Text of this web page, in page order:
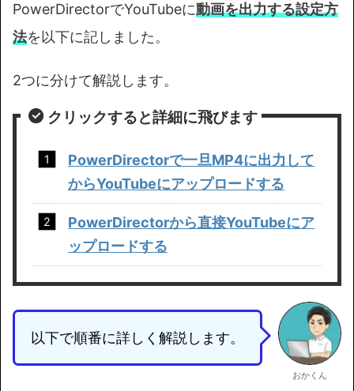
PowerDirectorでYouTubeに動画を出力する設定方
法を以下に記しました。
2つに分けて解説します。
クリックすると詳細に飛びます
PowerDirectorで一旦MP4に出力して
からYouTubeにアップロードする
PowerDirectorから直接YouTubeにア
ップロードする
以下で順番に詳しく解説します。
おかくん